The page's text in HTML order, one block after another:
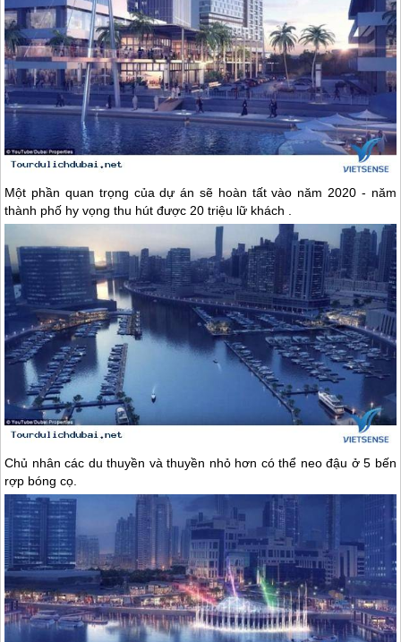
Một phần quan trọng của dự án sẽ hoàn tất vào năm 2020 - năm
thành phố hy vọng thu hút được 20 triệu lữ khách .
Chủ nhân các du thuyền và thuyền nhỏ hơn có thể neo đậu ở 5 bến
rợp bóng cọ.